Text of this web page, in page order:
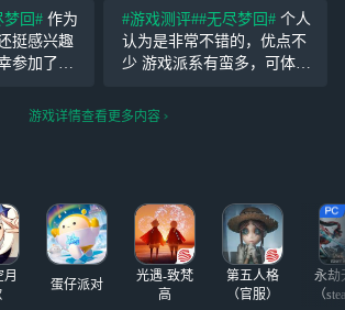
动探索收集，游戏中的打击
感，特效也很好，衔接流程
自然； 2、剧情挺有趣的，
目前三章无雷，且有比
梦回# 作为
挺感兴趣
参加了最
，浅浅讨
觉得很梦
#游戏测评##无尽梦回# 个人
认为是非常不错的，优点不
少 游戏派系有蛮多，可体验
蛮好看的，(超级喜欢西西弗)
游戏详情查看更多内容
月
蛋仔派对
光遇-致梵
高
第五人格
（官服）
永劫
（